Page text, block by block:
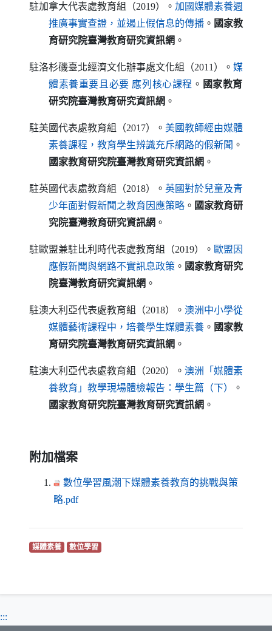
駐加拿大代表處教育組（2019）。 加國媒體素養週
推廣事實查證，並遏止假信息的傳播（另開新視窗）
。 國家教
育研究院臺灣教育研究資訊網 。
駐洛杉磯臺北經濟文化辦事處文化組（2011）。 媒
體素養重要且必要 應列核心課程（另開新視窗）
。 國家教育
研究院臺灣教育研究資訊網 。
駐美國代表處教育組（2017）。 美國教師經由媒體
素養課程，教育學生辨識充斥網路的假新聞（另開新視
。
國家教育研究院臺灣教育研究資訊網 。
駐英國代表處教育組（2018）。 英國對於兒童及青
少年面對假新聞之教育因應策略（另開新視窗）
。 國家教育研
究院臺灣教育研究資訊網 。
駐歐盟兼駐比利時代表處教育組（2019）。 歐盟因
應假新聞與網路不實訊息政策（另開新視窗）
。 國家教育研究
院臺灣教育研究資訊網 。
駐澳大利亞代表處教育組（2018）。 澳洲中小學從
媒體藝術課程中，培養學生媒體素養（另開新視窗）
。 國家教
育研究院臺灣教育研究資訊網 。
駐澳大利亞代表處教育組（2020）。 澳洲「媒體素
養教育」教學現場體檢報告：學生篇（下）（另開新視
。
國家教育研究院臺灣教育研究資訊網 。
附加檔案
數位學習風潮下媒體素養教育的挑戰與策
略.pdf（另開新視窗）
媒體素養（另開新視窗）
數位學習（另開新視窗）
:::